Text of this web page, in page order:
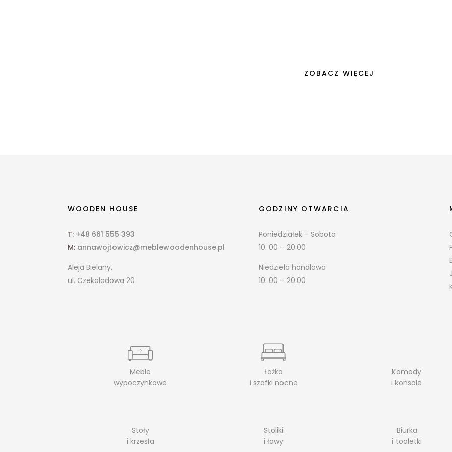
ZOBACZ WIĘCEJ
WOODEN HOUSE
T: +48 661 555 393
M: annawojtowicz@meblewoodenhouse.pl
Aleja Bielany,
ul. Czekoladowa 20
GODZINY OTWARCIA
Poniedziałek – Sobota
10: 00 – 20:00
Niedziela handlowa
10: 00 – 20:00
Meble
wypoczynkowe
Łożka
i szafki nocne
Komody
i konsole
Stoły
i krzesła
Stoliki
i ławy
Biurka
i toaletki